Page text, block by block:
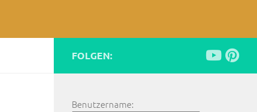
FOLGEN:
Benutzername: